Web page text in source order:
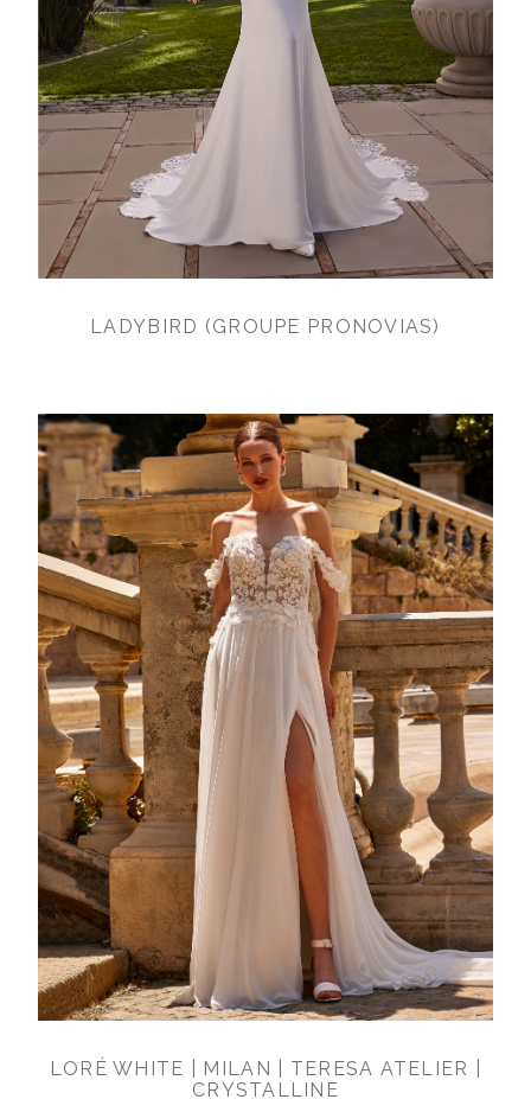
LADYBIRD (GROUPE PRONOVIAS)
LORÉ WHITE | MILAN | TERESA ATELIER |
CRYSTALLINE